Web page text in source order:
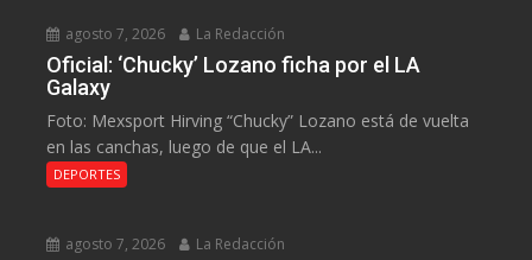
agosto 7, 2026 La Redacción
Oficial: ‘Chucky’ Lozano ficha por el LA
Galaxy
Foto: Mexsport Hirving “Chucky” Lozano está de vuelta
en las canchas, luego de que el LA...
DEPORTES
agosto 7, 2026 La Redacción